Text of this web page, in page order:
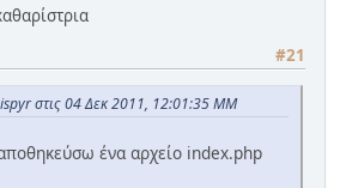
#21
στις 04 Δεκ 2011, 12:01:35 ΜΜ
ένα αρχείο index.php